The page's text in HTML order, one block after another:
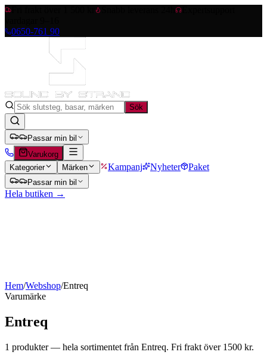
0650-761 90
Sök
Passar min bil
Varukorg
Kategorier
Märken Kampanj Nyheter Paket
Passar min bil
Hela butiken →
Hem/Webshop/Entreq
Varumärke
Entreq
1 produkter— hela sortimentet från Entreq. Fri frakt över 1500 kr.